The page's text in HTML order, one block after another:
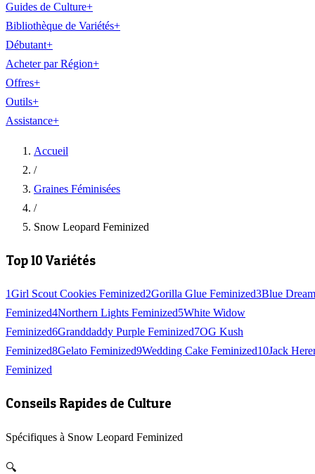
Guides de Culture+
Bibliothèque de Variétés+
Débutant+
Acheter par Région+
Offres+
Outils+
Assistance+
Accueil
/
Graines Féminisées
/
Snow Leopard Feminized
Top 10 Variétés
1Girl Scout Cookies Feminized2Gorilla Glue Feminized3Blue Dream
Feminized4Northern Lights Feminized5White Widow
Feminized6Granddaddy Purple Feminized7OG Kush
Feminized8Gelato Feminized9Wedding Cake Feminized10Jack
Feminized
Conseils Rapides de Culture
Spécifiques à Snow Leopard Feminized
🔍